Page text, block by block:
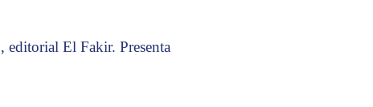
editorial El Fakir. Presenta